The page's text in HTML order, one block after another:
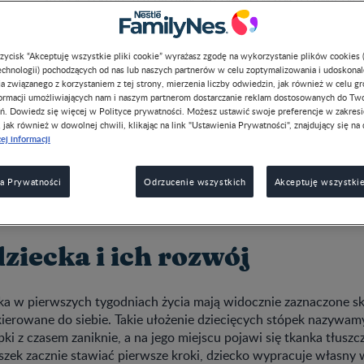
dziecko ma w stópkach zamiast kości delikatne chrząstki.
mineralizacja i twardnienie. Małe, delikatne nóżki i bioderka
Potrzeba czasu, aby wzmocnić wszystkie mięśnie i
odkryje, że ma stópki, potem zacznie raczkować, a
dopiero w okolicach 1. urodzin lub zaraz po nich.
odpowiednio dbać o układ ruchowy dziecka, czyli m.in.
i ich rozwój
w pierwszych tygodniach życia mają widocznie zaznaczone
do siebie. Takie ułożenie dziecięcych stópek
z czasem zaniknie, a na jego miejscu pojawi się tkanka
zacznie stawiać pierwsze kroki, dziecko wypracuje własny
“Akceptuję wszystkie pliki cookie” wyrażasz zgodę na wykorzystanie plików cookies
pochodzących od nas lub naszych partnerów w celu zoptymalizowania i
związanego z korzystaniem z tej strony, mierzenia liczby odwiedzin, jak również w celu
umożliwiających nam i naszym partnerom dostarczanie reklam dostosowanych do
Dowiedz się więcej w Polityce prywatności. Możesz ustawić swoje preferencje w
również w dowolnej chwili, klikając na link "Ustawienia Prywatności", znajdujący się na
informacji
Prywatności Odrzucenie wszystkich Akceptuję